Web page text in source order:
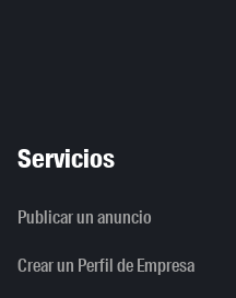
Servicios
Publicar un anuncio
Crear un Perfil de Empresa